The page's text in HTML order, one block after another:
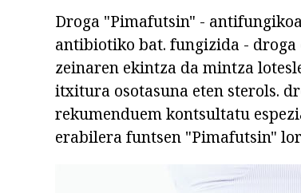
Droga "Pimafutsin" -
antibiotiko bat. fungizida -
zeinaren ekintza da mintza
itxitura osotasuna eten sterols.
rekumenduem kontsultatu
erabilera funtsen "Pimafutsin"